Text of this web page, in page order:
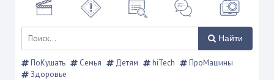
Найти
ПоКушать Семья Детям hiTech
ПроМашины
Здоровье